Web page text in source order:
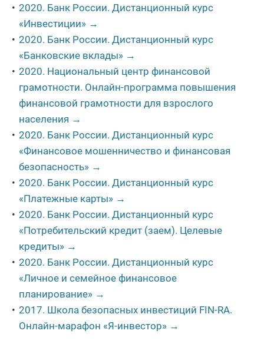
2020. Банк России. Дистанционный курс
«Инвестиции» →
2020. Банк России. Дистанционный курс
«Банковские вклады» →
2020. Национальный центр финансовой
грамотности. Онлайн-программа повышения
финансовой грамотности для взрослого
населения →
2020. Банк России. Дистанционный курс
«Финансовое мошенничество и финансовая
безопасность» →
2020. Банк России. Дистанционный курс
«Платежные карты» →
2020. Банк России. Дистанционный курс
«Потребительский кредит (заем). Целевые
кредиты» →
2020. Банк России. Дистанционный курс
«Личное и семейное финансовое
планирование» →
2017. Школа безопасных инвестиций FIN-RA.
Онлайн-марафон «Я-инвестор» →